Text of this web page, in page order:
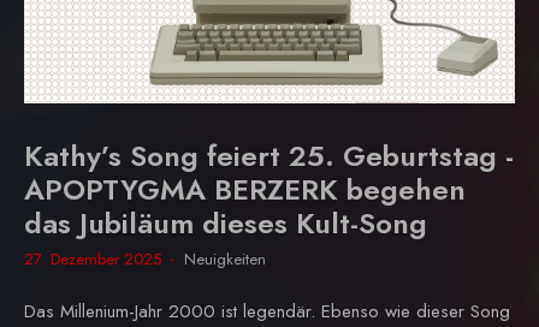
Kathy’s Song feiert 25. Geburtstag -
APOPTYGMA BERZERK begehen
das Jubiläum dieses Kult-Song
27. Dezember 2025 Neuigkeiten
Das Millenium-Jahr 2000 ist legendär. Ebenso wie dieser Song